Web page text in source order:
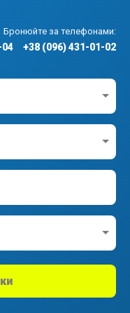
Бронюйте за телефонами:
04 +38 (096) 431-01-02